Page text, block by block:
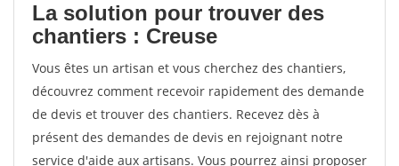
La solution pour trouver des
chantiers : Creuse
Vous êtes un artisan et vous cherchez des chantiers,
découvrez comment recevoir rapidement des demande
de devis et trouver des chantiers. Recevez dès à
présent des demandes de devis en rejoignant notre
service d'aide aux artisans. Vous pourrez ainsi proposer